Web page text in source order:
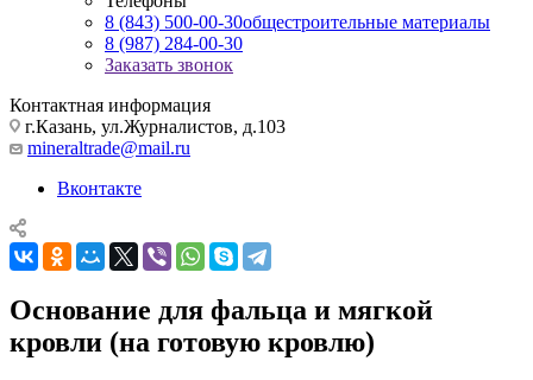
8 (843) 500-00-30общестроительные материалы
8 (987) 284-00-30
Заказать звонок
Контактная информация
г.Казань, ул.Журналистов, д.103
mineraltrade@mail.ru
Вконтакте
Основание для фальца и мягкой
кровли (на готовую кровлю)